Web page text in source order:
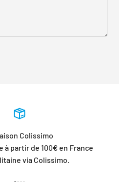
Colissimo
partir de 100€ en France
via Colissimo.